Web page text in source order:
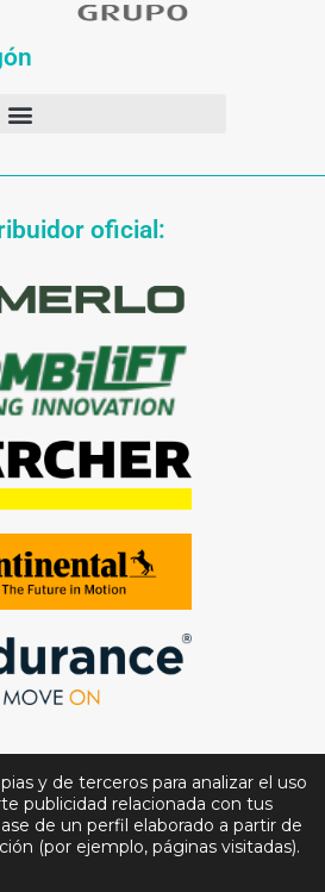
oficial:
derechos reservados.
y de terceros para analizar el uso
publicidad relacionada con tus
de un perfil elaborado a partir de
(por ejemplo, páginas visitadas).